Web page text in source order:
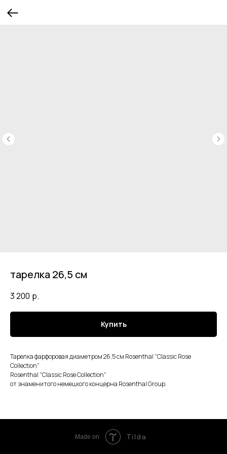
тарелка 26,5 см
3 200 р.
Купить
Тарелка фарфоровая диаметром 26,5 см Rosenthal "Classic Rose
Collection"
Rosenthal "Classic Rose Collection"
от знаменитого немецкого концерна Rosenthal Group.
Made on Tilda